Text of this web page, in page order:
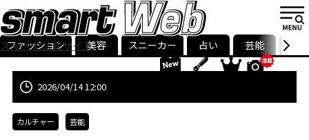
スマート公式サイト
smart最新号
記事一覧ランキング
ストリ
ファッション 美容 スニーカー 占い 芸能 グル
2026/04/14 12:00
カルチャー 芸能